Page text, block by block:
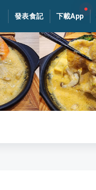
發表食記 下載App